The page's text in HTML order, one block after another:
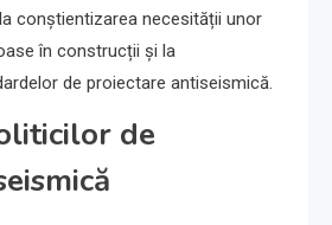
conștientizarea necesității unor
în construcții și la
de proiectare antiseismică.
de